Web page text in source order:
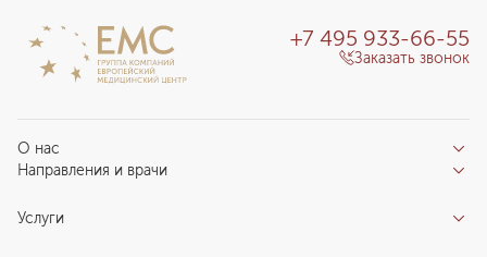
О нас
Отзывы пациентов
О клинике
Направления и врачи
Направления
Услуги
+7 495 933-66-55
Заказать звонок